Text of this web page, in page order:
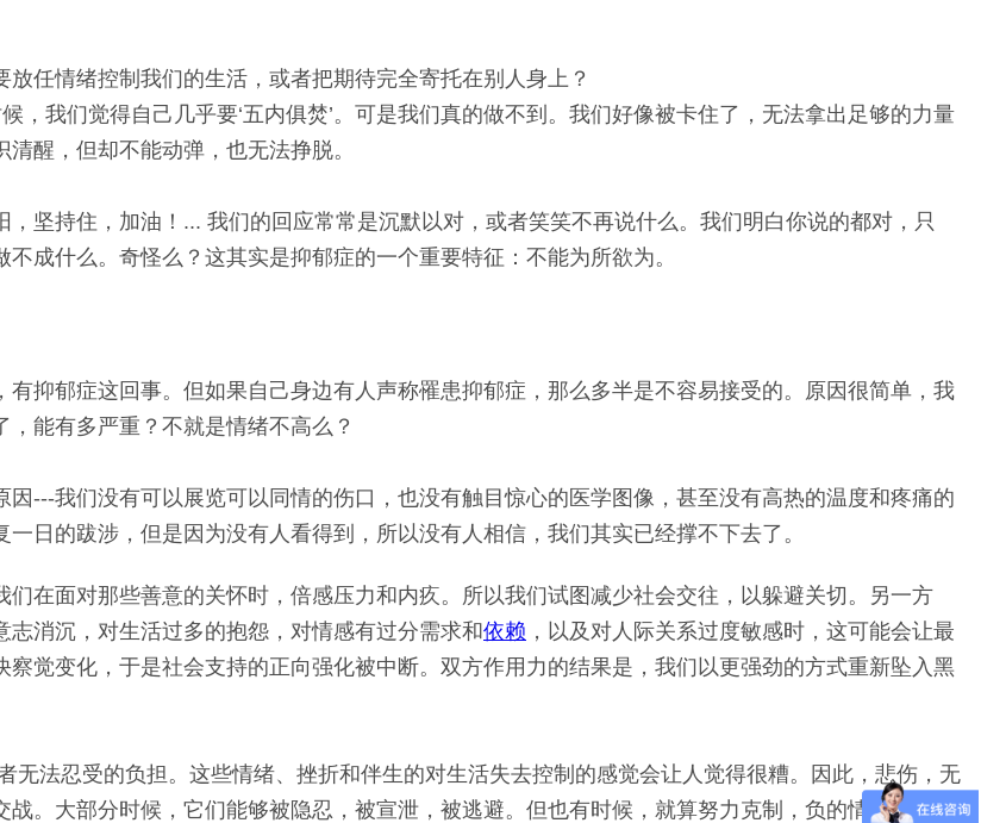
任情绪控制我们的生活，或者把期待完全寄托在别人身上？
我们觉得自己几乎要‘五内俱焚’。可是我们真的做不到。我们好像被卡住了，无法拿出足够的力量
醒，但却不能动弹，也无法挣脱。
坚持住，加油！... 我们的回应常常是沉默以对，或者笑笑不再说什么。我们明白你说的都对，只
成什么。奇怪么？这其实是抑郁症的一个重要特征：不能为所欲为。
抑郁症这回事。但如果自己身边有人声称罹患抑郁症，那么多半是不容易接受的。原因很简单，我
能有多严重？不就是情绪不高么？
---我们没有可以展览可以同情的伤口，也没有触目惊心的医学图像，甚至没有高热的温度和疼痛的
日的跋涉，但是因为没有人看得到，所以没有人相信，我们其实已经撑不下去了。
在面对那些善意的关怀时，倍感压力和内疚。所以我们试图减少社会交往，以躲避关切。另一方
消沉，对生活过多的抱怨，对情感有过分需求和依赖 ，以及对人际关系过度敏感时，这可能会让最
觉变化，于是社会支持的正向强化被中断。双方作用力的结果是，我们以更强劲的方式重新坠入黑
法忍受的负担。这些情绪、挫折和伴生的对生活失去控制的感觉会让人觉得很糟。因此，悲伤，无
战。大部分时候，它们能够被隐忍，被宣泄，被逃避。但也有时候，就算努力克制，负的情绪仍会不